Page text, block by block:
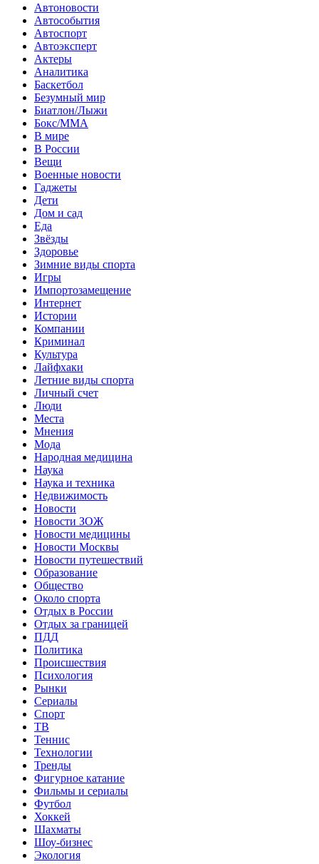
Автоновости
Автособытия
Автоспорт
Автоэксперт
Актеры
Аналитика
Баскетбол
Безумный мир
Биатлон/Лыжи
Бокс/MMA
В мире
В России
Вещи
Военные новости
Гаджеты
Дети
Дом и сад
Еда
Звёзды
Здоровье
Зимние виды спорта
Игры
Импортозамещение
Интернет
Истории
Компании
Криминал
Культура
Лайфхаки
Летние виды спорта
Личный счет
Люди
Места
Мнения
Мода
Народная медицина
Наука
Наука и техника
Недвижимость
Новости
Новости ЗОЖ
Новости медицины
Новости Москвы
Новости путешествий
Образование
Общество
Около спорта
Отдых в России
Отдых за границей
ПДД
Политика
Происшествия
Психология
Рынки
Сериалы
Спорт
ТВ
Теннис
Технологии
Тренды
Фигурное катание
Фильмы и сериалы
Футбол
Хоккей
Шахматы
Шоу-бизнес
Экология